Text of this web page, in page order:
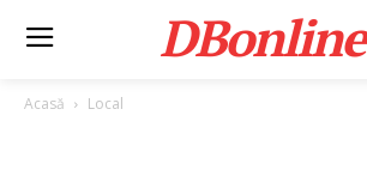
DBonline
Acasă Local